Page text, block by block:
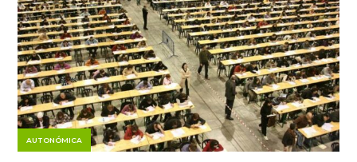
AUTONÓMICA